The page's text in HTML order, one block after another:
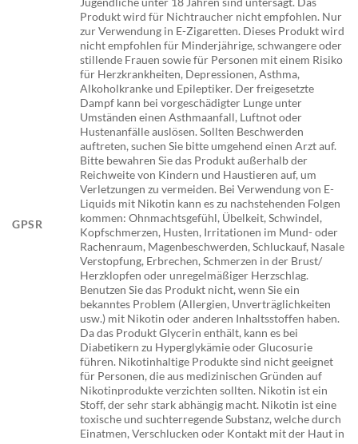
GPSR
Produkt wird für Nichtraucher nicht empfohlen. Nur
zur Verwendung in E-Zigaretten. Dieses Produkt wird
nicht empfohlen für Minderjährige, schwangere oder
stillende Frauen sowie für Personen mit einem Risiko
für Herzkrankheiten, Depressionen, Asthma,
Alkoholkranke und Epileptiker. Der freigesetzte
Dampf kann bei vorgeschädigter Lunge unter
Umständen einen Asthmaanfall, Luftnot oder
Hustenanfälle auslösen. Sollten Beschwerden
auftreten, suchen Sie bitte umgehend einen Arzt auf.
Bitte bewahren Sie das Produkt außerhalb der
Reichweite von Kindern und Haustieren auf, um
Verletzungen zu vermeiden. Bei Verwendung von E-
Liquids mit Nikotin kann es zu nachstehenden Folgen
kommen: Ohnmachtsgefühl, Übelkeit, Schwindel,
Kopfschmerzen, Husten, Irritationen im Mund- oder
Rachenraum, Magenbeschwerden, Schluckauf, Nasale
Verstopfung, Erbrechen, Schmerzen in der Brust/
Herzklopfen oder unregelmäßiger Herzschlag.
Benutzen Sie das Produkt nicht, wenn Sie ein
bekanntes Problem (Allergien, Unverträglichkeiten
usw.) mit Nikotin oder anderen Inhaltsstoffen haben.
Da das Produkt Glycerin enthält, kann es bei
Diabetikern zu Hyperglykämie oder Glucosurie
führen. Nikotinhaltige Produkte sind nicht geeignet
für Personen, die aus medizinischen Gründen auf
Nikotinprodukte verzichten sollten. Nikotin ist ein
Stoff, der sehr stark abhängig macht. Nikotin ist eine
toxische und suchterregende Substanz, welche durch
Einatmen, Verschlucken oder Kontakt mit der Haut in